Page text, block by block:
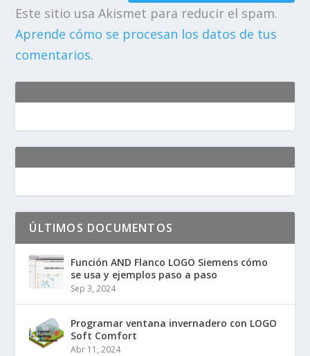
Este sitio usa Akismet para reducir el spam.
Aprende cómo se procesan los datos de tus
comentarios.
ÚLTIMOS DOCUMENTOS
Función AND Flanco LOGO Siemens cómo
se usa y ejemplos paso a paso
Sep 3, 2024
Programar ventana invernadero con LOGO
Soft Comfort
Abr 11, 2024